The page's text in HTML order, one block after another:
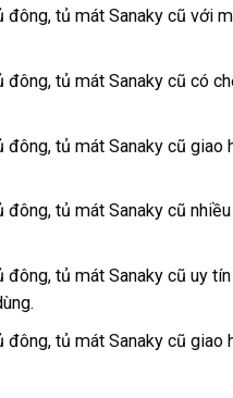
đông, tủ mát Sanaky cũ với
đông, tủ mát Sanaky cũ có
đông, tủ mát Sanaky cũ giao
đông, tủ mát Sanaky cũ
đông, tủ mát Sanaky cũ uy
đông, tủ mát Sanaky cũ giao